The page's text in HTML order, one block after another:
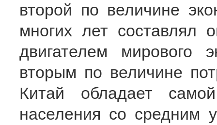
второй по величине
многих лет
двигателем мирового
вторым по величине
Китай обладает
населения со средним